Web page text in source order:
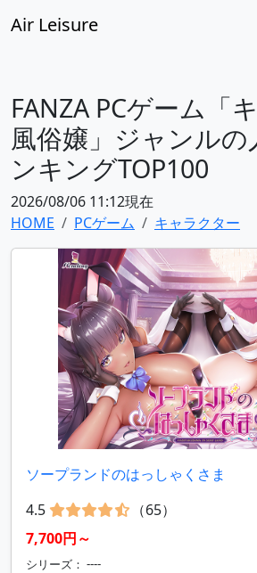
Air Leisure
FANZA PCゲーム「
風俗嬢」ジャンルの
ンキングTOP100
2026/08/06 11:12現在
HOME
PCゲーム キャラクター
ソープランドのはっしゃくさま
4.5
（65）
7,700円～
シリーズ： ----